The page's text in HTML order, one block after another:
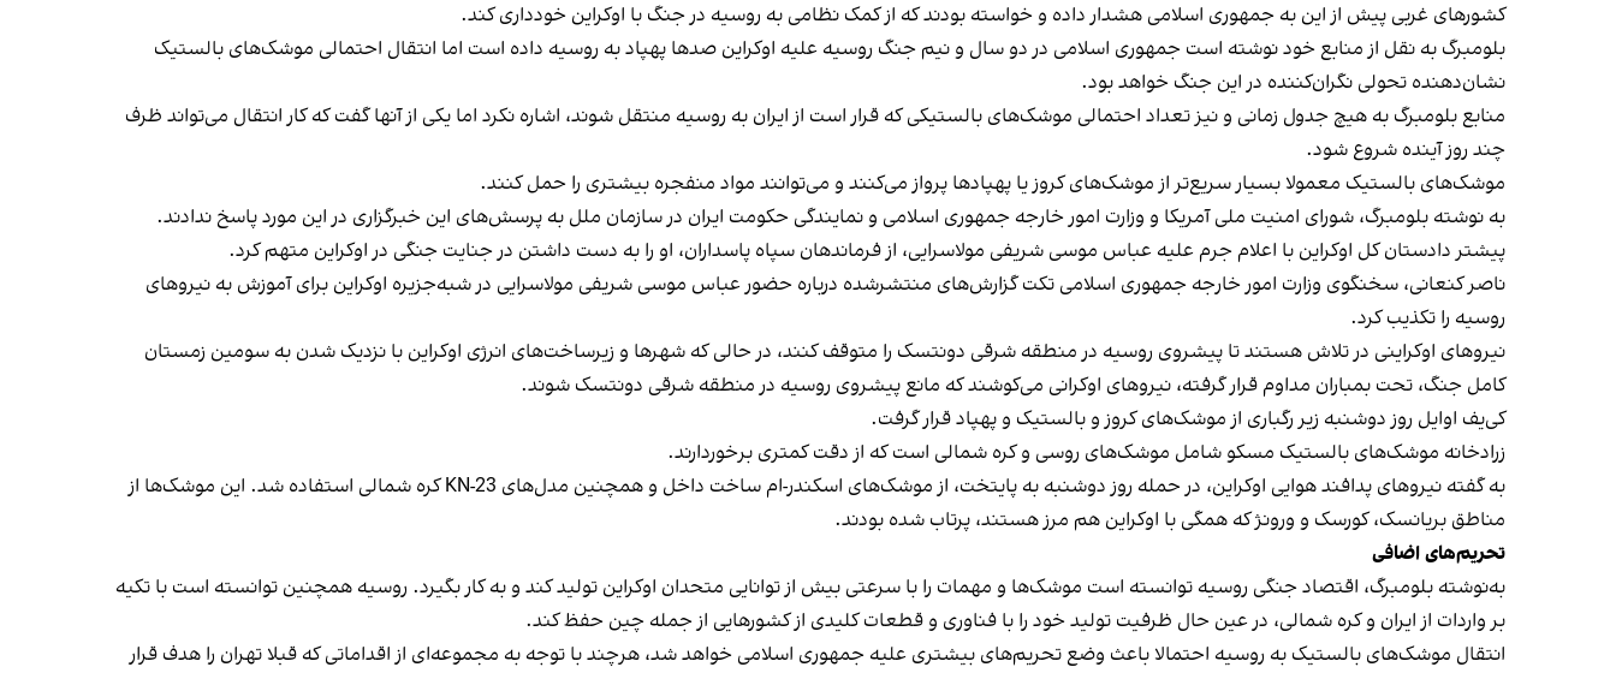
کشورهای غربی پیش از این به جمهوری اسلامی هشدار داده و خواسته بودند که از کمک نظامی به روسیه در جنگ با اوکراین خودداری کند.
بلومبرگ به نقل از منابع خود نوشته است جمهوری اسلامی در دو سال و نیم جنگ روسیه علیه اوکراین صدها پهپاد به روسیه داده است اما انتقال احتمالی موشک‌های بالستیک
نشان‌دهنده تحولی نگران‌کننده در این جنگ خواهد بود.
منابع بلومبرگ به هیچ جدول زمانی و نیز تعداد احتمالی موشک‌های بالستیکی که قرار است از ایران به روسیه منتقل شوند، اشاره نکرد اما یکی از آنها گفت که کار انتقال می‌تواند ظرف
چند روز آینده شروع شود.
موشک‌های بالستیک معمولا بسیار سریع‌تر از موشک‌های کروز یا پهپادها پرواز می‌کنند و می‌توانند مواد منفجره بیشتری را حمل کنند.
به نوشته بلومبرگ، شورای امنیت ملی آمریکا و وزارت امور خارجه جمهوری اسلامی و نمایندگی حکومت ایران در سازمان ملل به پرسش‌های این خبرگزاری در این مورد پاسخ ندادند.
پیشتر دادستان کل اوکراین با اعلام جرم علیه عباس موسی شریفی مولاسرایی، از فرماندهان سپاه پاسداران، او را به دست داشتن در جنایت جنگی در اوکراین متهم کرد.
ناصر کنعانی، سخنگوی وزارت امور خارجه جمهوری اسلامی تکت گزارش‌های منتشرشده درباره حضور عباس موسی شریفی مولاسرایی در شبه‌جزیره اوکراین برای آموزش به نیروهای
روسیه را تکذیب کرد.
نیروهای اوکراینی در تلاش هستند تا پیشروی روسیه در منطقه شرقی دونتسک را متوقف کنند، در حالی که شهرها و زیرساخت‌های انرژی اوکراین با نزدیک شدن به سومین زمستان
کامل جنگ، تحت بمباران مداوم قرار گرفته، نیروهای اوکرانی می‌کوشند که مانع پیشروی روسیه در منطقه شرقی دونتسک شوند.
کی‌یف اوایل روز دوشنبه زیر رگباری از موشک‌های کروز و بالستیک و پهپاد قرار گرفت.
زرادخانه موشک‌های بالستیک مسکو شامل موشک‌های روسی و کره شمالی است که از دقت کمتری برخوردارند.
به گفته نیروهای پدافند هوایی اوکراین، در حمله روز دوشنبه به پایتخت، از موشک‌های اسکندر-ام ساخت داخل و همچنین مدل‌های KN-23 کره شمالی استفاده شد. این موشک‌ها از
مناطق بریانسک، کورسک و ورونژ که همگی با اوکراین هم مرز هستند، پرتاب شده بودند.
تحریم‌های اضافی
به‌نوشته بلومبرگ، اقتصاد جنگی روسیه توانسته است موشک‌ها و مهمات را با سرعتی بیش از توانایی متحدان اوکراین تولید کند و به کار بگیرد. روسیه همچنین توانسته است با تکیه
بر واردات از ایران و کره شمالی، در عین حال ظرفیت تولید خود را با فناوری و قطعات کلیدی از کشورهایی از جمله چین حفظ کند.
انتقال موشک‌های بالستیک به روسیه احتمالا باعث وضع تحریم‌های بیشتری علیه جمهوری اسلامی خواهد شد، هرچند با توجه به مجموعه‌ای از اقداماتی که قبلا تهران را هدف قرار